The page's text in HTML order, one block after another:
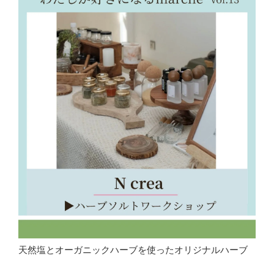
天然塩とオーガニックハーブを使ったオリジナルハーブ